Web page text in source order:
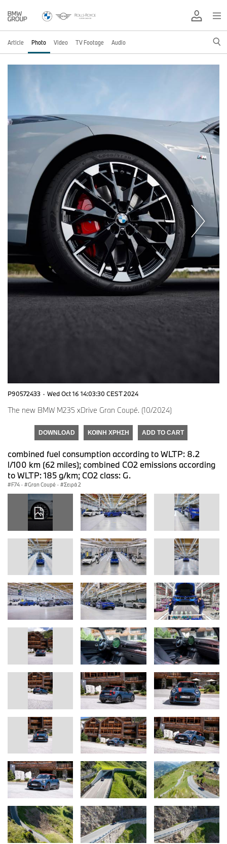
Article Photo Video TV Footage Audio
P90572433 · Wed Oct 16 14:03:30 CEST 2024
The new BMW M235 xDrive Gran Coupé. (10/2024)
DOWNLOAD ΚΟΙΝΉ ΧΡΉΣΗ ADD TO CART
combined fuel consumption according to WLTP: 8.2
l/100 km (62 miles); combined CO2 emissions according
to WLTP: 185 g/km; CO2 class: G.
F74 · Gran Coupé · Σειρά 2